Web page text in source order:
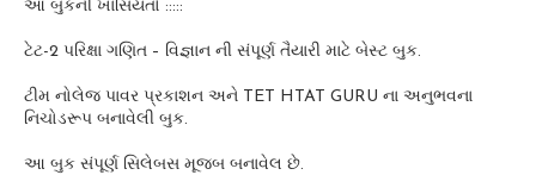
આ બુકની ખાસિયતો :::::
ટેટ-2 પરિક્ષા ગણિત – વિજ્ઞાન ની સંપૂર્ણ તૈયારી માટે બેસ્ટ બુક.
ટીમ નોલેજ પાવર પ્રકાશન અને TET HTAT GURU ના અનુભવના
નિચોડરૂપ બનાવેલી બુક.
આ બુક સંપૂર્ણ સિલેબસ મૂજબ બનાવેલ છે.